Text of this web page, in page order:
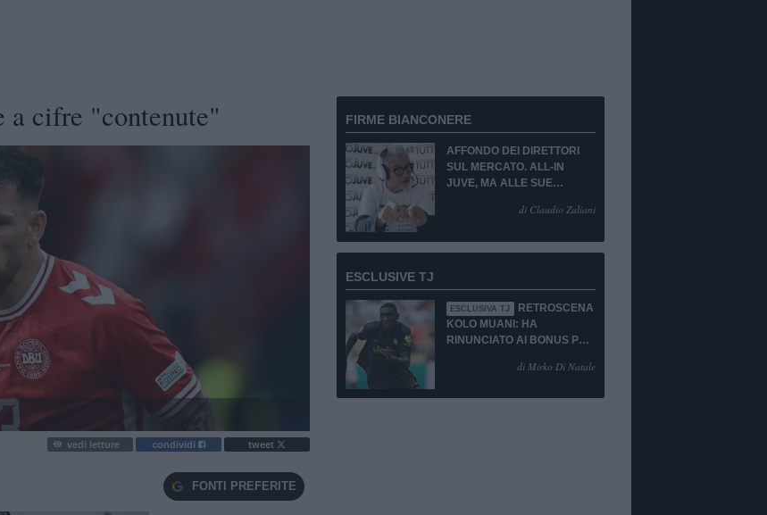
a cifre "contenute"
vedi letture condividi tweet
FONTI PREFERITE
FIRME BIANCONERE
AFFONDO DEI DIRETTORI
SUL MERCATO. ALL-IN
JUVE, MA ALLE SUE
di Claudio Zuliani
ESCLUSIVE TJ
ESCLUSIVA TJ
RETROSCENA
KOLO MUANI: HA
RINUNCIATO AI BONUS PUR
di Mirko Di Natale